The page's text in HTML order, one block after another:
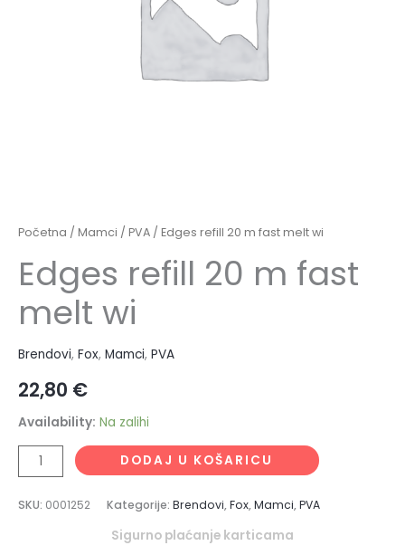
Početna / Mamci / PVA / Edges refill 20 m fast melt wi
Edges refill 20 m fast
melt wi
Brendovi, Fox, Mamci, PVA
22,80 €
Availability: Na zalihi
DODAJ U KOŠARICU
SKU: 0001252 Kategorije: Brendovi,Fox,Mamci,PVA
Sigurno plaćanje karticama